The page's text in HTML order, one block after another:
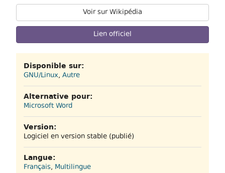
Voir sur Wikipédia
Lien officiel
Disponible sur:
GNU/Linux, Autre
Alternative pour:
Microsoft Word
Version:
Logiciel en version stable (publié)
Langue:
Français, Multilingue